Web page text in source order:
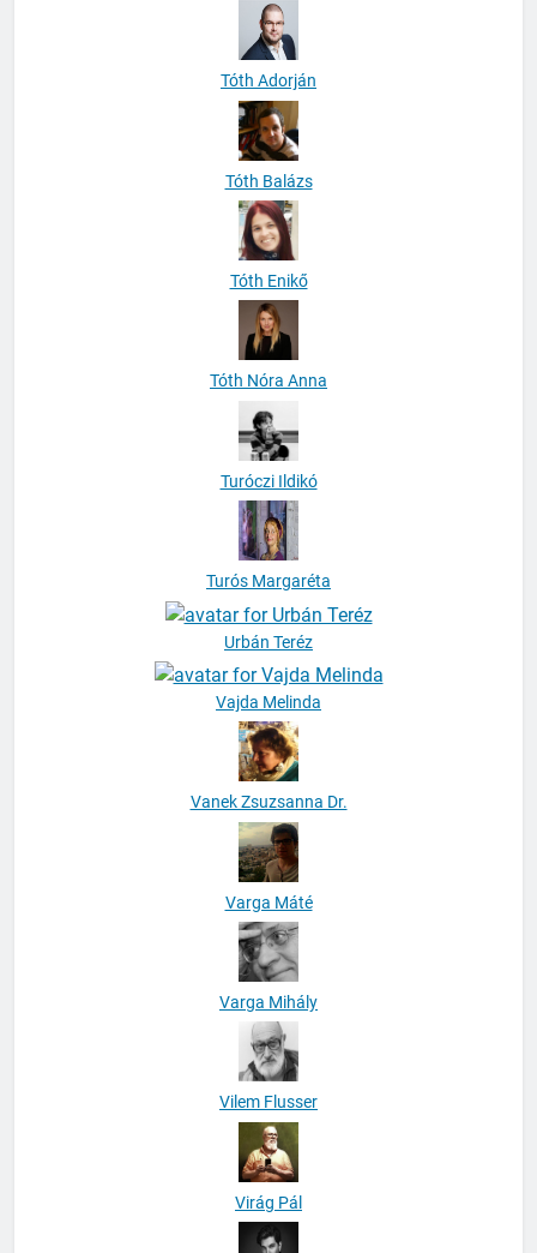
Tóth Adorján
Tóth Balázs
Tóth Enikő
Tóth Nóra Anna
Turóczi Ildikó
Turós Margaréta
Urbán Teréz
Vajda Melinda
Vanek Zsuzsanna Dr.
Varga Máté
Varga Mihály
Vilem Flusser
Virág Pál